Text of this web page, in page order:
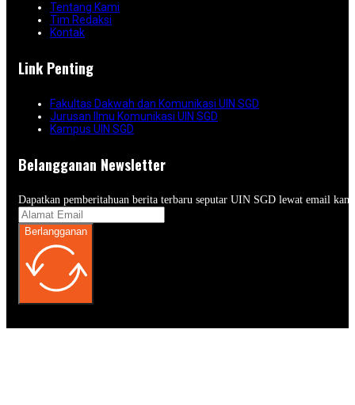
Tentang Kami
Tim Redaksi
Kontak
Link Penting
Fakultas Dakwah dan Komunikasi UIN SGD
Jurusan Ilmu Komunikasi UIN SGD
Kampus UIN SGD
Belangganan Newsletter
Dapatkan pemberitahuan berita terbaru seputar UIN SGD lewat email
Berlangganan